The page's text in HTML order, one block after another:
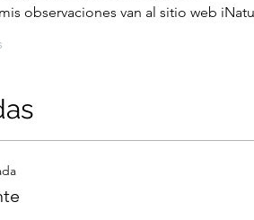
observaciones van al sitio web